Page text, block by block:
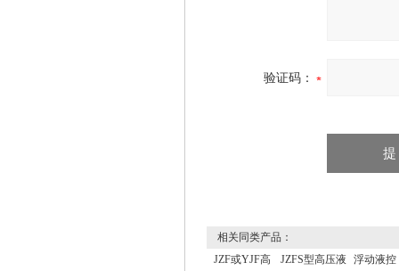
验证码：
相关同类产品：
JZF或YJF高
JZFS型高压液
浮动液控